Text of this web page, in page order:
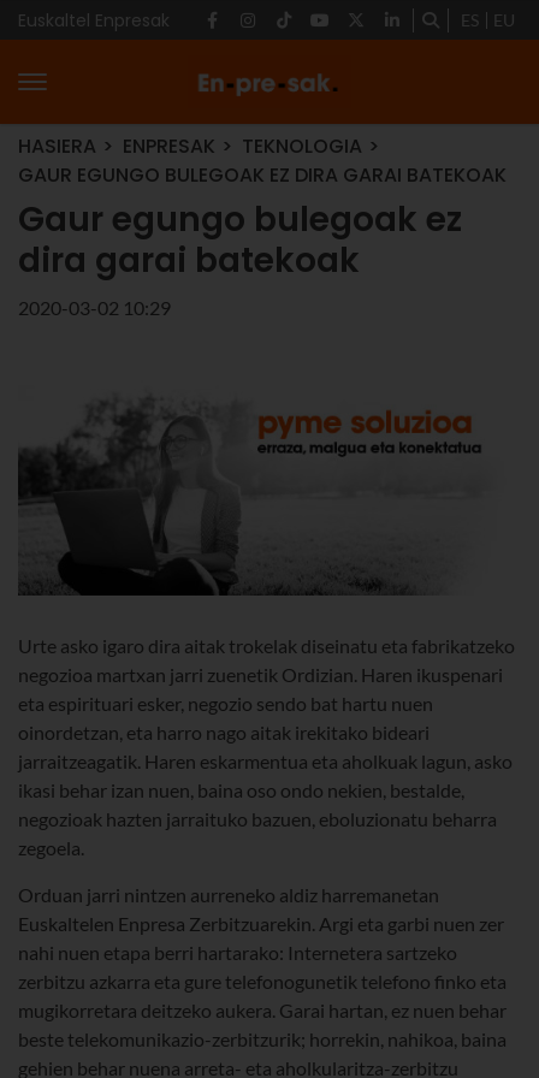
Euskaltel Enpresak ES EU
HASIERA ENPRESAK
TEKNOLOGIA
GAUR EGUNGO BULEGOAK EZ DIRA GARAI BATEKOAK
Gaur egungo bulegoak ez
dira garai batekoak
2020-03-02 10:29
Urte asko igaro dira aitak trokelak diseinatu eta fabrikatzeko
negozioa martxan jarri zuenetik Ordizian. Haren ikuspenari
eta espirituari esker, negozio sendo bat hartu nuen
oinordetzan, eta harro nago aitak irekitako bideari
jarraitzeagatik. Haren eskarmentua eta aholkuak lagun, asko
ikasi behar izan nuen, baina oso ondo nekien, bestalde,
negozioak hazten jarraituko bazuen, eboluzionatu beharra
zegoela.
Orduan jarri nintzen aurreneko aldiz harremanetan
Euskaltelen Enpresa Zerbitzuarekin. Argi eta garbi nuen zer
nahi nuen etapa berri hartarako: Internetera sartzeko
zerbitzu azkarra eta gure telefonogunetik telefono finko eta
mugikorretara deitzeko aukera. Garai hartan, ez nuen behar
beste telekomunikazio-zerbitzurik; horrekin, nahikoa, baina
gehien behar nuena arreta- eta aholkularitza-zerbitzu